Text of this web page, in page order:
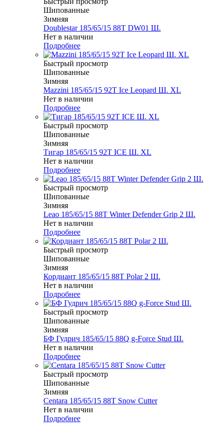
Шипованные
Зимняя
Doublestar 185/65/15 88T DW01 Ш.
Нет в наличии
Подробнее
Быстрый просмотр
Шипованные
Зимняя
Mazzini 185/65/15 92T Ice Leopard Ш. XL
Нет в наличии
Подробнее
Быстрый просмотр
Шипованные
Зимняя
Тигар 185/65/15 92T ICE Ш. XL
Нет в наличии
Подробнее
Быстрый просмотр
Шипованные
Зимняя
Leao 185/65/15 88T Winter Defender Grip 2 Ш.
Нет в наличии
Подробнее
Быстрый просмотр
Шипованные
Зимняя
Кордиант 185/65/15 88T Polar 2 Ш.
Нет в наличии
Подробнее
Быстрый просмотр
Шипованные
Зимняя
БФ Гудрич 185/65/15 88Q g-Force Stud Ш.
Нет в наличии
Подробнее
Быстрый просмотр
Шипованные
Зимняя
Centara 185/65/15 88T Snow Cutter
Нет в наличии
Подробнее